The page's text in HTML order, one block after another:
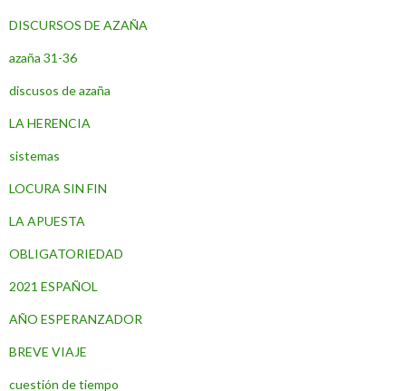
DISCURSOS DE AZAÑA
azaña 31-36
discusos de azaña
LA HERENCIA
sistemas
LOCURA SIN FIN
LA APUESTA
OBLIGATORIEDAD
2021 ESPAÑOL
AÑO ESPERANZADOR
BREVE VIAJE
cuestión de tiempo